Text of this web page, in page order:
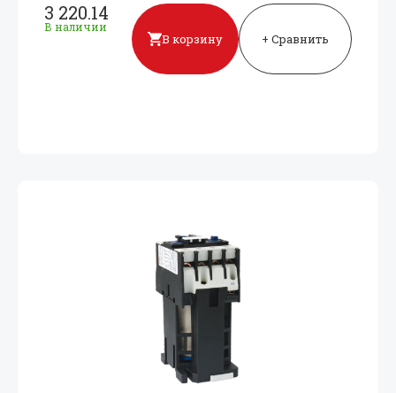
3 220.14
В наличии
В корзину + Сравнить